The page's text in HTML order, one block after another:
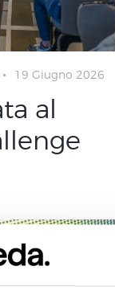
19 Giugno 2026
al